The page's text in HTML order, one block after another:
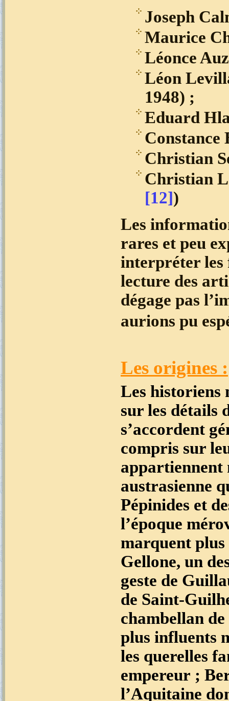
Joseph
Maurice
Léonce
Léon
1948) ;
Eduard
Constance
Christian
Christian
[12])
Les
rares et peu
interpréter les
lecture des
dégage pas
aurions pu
Les origines :
Les historiens
sur les détails
s’accordent
compris sur
appartiennent
austrasienne
Pépinides et
l’époque
marquent plus
Gellone, un
geste de
de Saint-
chambellan
plus influents
les querelles
empereur ;
l’Aquitaine